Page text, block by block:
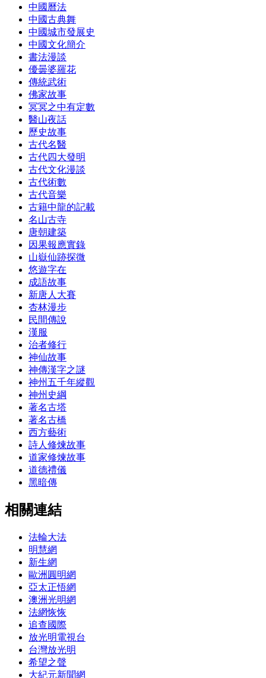
中國曆法
中國古典舞
中國城市發展史
中國文化簡介
書法漫談
優曇婆羅花
傳統武術
佛家故事
冥冥之中有定數
醫山夜話
歷史故事
古代名醫
古代四大發明
古代文化漫談
古代術數
古代音樂
古籍中龍的記載
名山古寺
唐朝建築
因果報應實錄
山嶽仙跡探微
悠遊字在
成語故事
新唐人大賽
杏林漫步
民間傳說
漢服
治者修行
神仙故事
神傳漢字之謎
神州五千年縱觀
神州史綱
著名古塔
著名古橋
西方藝術
詩人修煉故事
道家修煉故事
道德禮儀
黑暗傳
相關連結
法輪大法
明慧網
新生網
歐洲圓明網
亞太正悟網
澳洲光明網
法網恢恢
追查國際
放光明電視台
台灣放光明
希望之聲
大紀元新聞網